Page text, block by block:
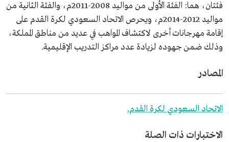
فئتان، هما: الفئة الأولى من مواليد 2008-2011م، والفئة الثانية من
مواليد 2012-2014م، ويحرص الاتحاد السعودي لكرة القدم على
إقامة مهرجانات أخرى لاكتشاف المواهب في عديد من مناطق المملكة،
وذلك ضمن جهوده لزيادة عدد مراكز التدريب الإقليمية.
المصادر
الاتحاد السعودي لكرة القدم.
الاختبارات ذات الصلة